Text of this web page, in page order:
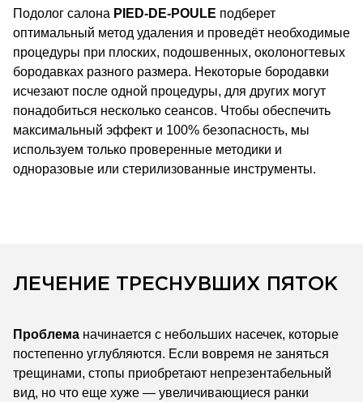
Подолог салона PIED-DE-POULE подберет
оптимальный метод удаления и проведёт необходимые
процедуры при плоских, подошвенных, околоногтевых
бородавках разного размера. Некоторые бородавки
исчезают после одной процедуры, для других могут
понадобиться несколько сеансов. Чтобы обеспечить
максимальный эффект и 100% безопасность, мы
используем только проверенные методики и
одноразовые или стерилизованные инструменты.
ЛЕЧЕНИЕ ТРЕСНУВШИХ ПЯТОК
Проблема начинается с небольших насечек, которые
постепенно углубляются. Если вовремя не заняться
трещинами, стопы приобретают непрезентабельный
вид, но что еще хуже — увеличивающиеся ранки